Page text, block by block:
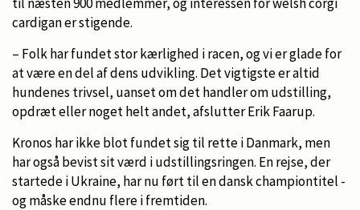
cardigan er stigende.
– Folk har fundet stor kærlighed i racen, og vi er glade for
at være en del af dens udvikling. Det vigtigste er altid
hundenes trivsel, uanset om det handler om udstilling,
opdræt eller noget helt andet, afslutter Erik Faarup.
Kronos har ikke blot fundet sig til rette i Danmark, men
har også bevist sit værd i udstillingsringen. En rejse, der
startede i Ukraine, har nu ført til en dansk championtitel -
og måske endnu flere i fremtiden.